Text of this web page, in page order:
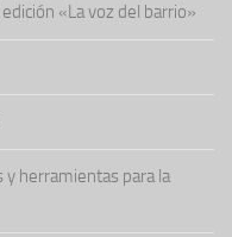
«La voz del barrio»
y herramientas para la